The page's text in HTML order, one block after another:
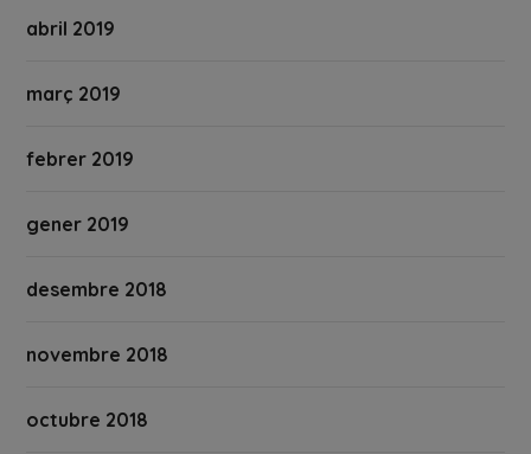
abril 2019
març 2019
febrer 2019
gener 2019
desembre 2018
novembre 2018
octubre 2018